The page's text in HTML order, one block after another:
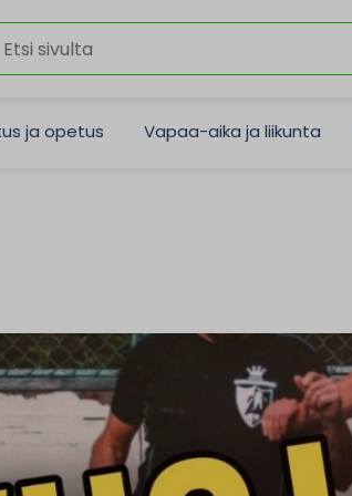
ja opetus Vapaa-aika ja liikunta